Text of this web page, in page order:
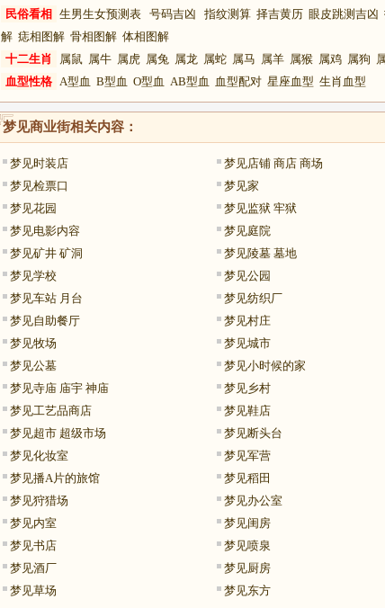
民俗看相
生男生女预测表 号码吉凶 指纹测算 择吉黄历 眼皮跳测吉凶
解 痣相图解 骨相图解 体相图解
十二生肖
属鼠 属牛 属虎 属兔 属龙 属蛇 属马 属羊 属猴 属鸡 属狗
血型性格 A型血 B型血 O型血 AB型血 血型配对 星座血型 生肖血型
梦见商业街相关内容：
梦见时装店 梦见店铺 商店 商场
梦见检票口
梦见家
梦见花园
梦见监狱 牢狱
梦见电影内容
梦见庭院
梦见矿井 矿洞
梦见陵墓 墓地
梦见学校
梦见公园
梦见车站 月台
梦见纺织厂
梦见自助餐厅
梦见村庄
梦见牧场
梦见城市
梦见公墓
梦见小时候的家
梦见寺庙 庙宇 神庙
梦见乡村
梦见工艺品商店
梦见鞋店
梦见超市 超级市场
梦见断头台
梦见化妆室
梦见军营
梦见播A片的旅馆
梦见稻田
梦见狩猎场
梦见办公室
梦见内室
梦见闺房
梦见书店
梦见喷泉
梦见酒厂
梦见厨房
梦见草场
梦见东方